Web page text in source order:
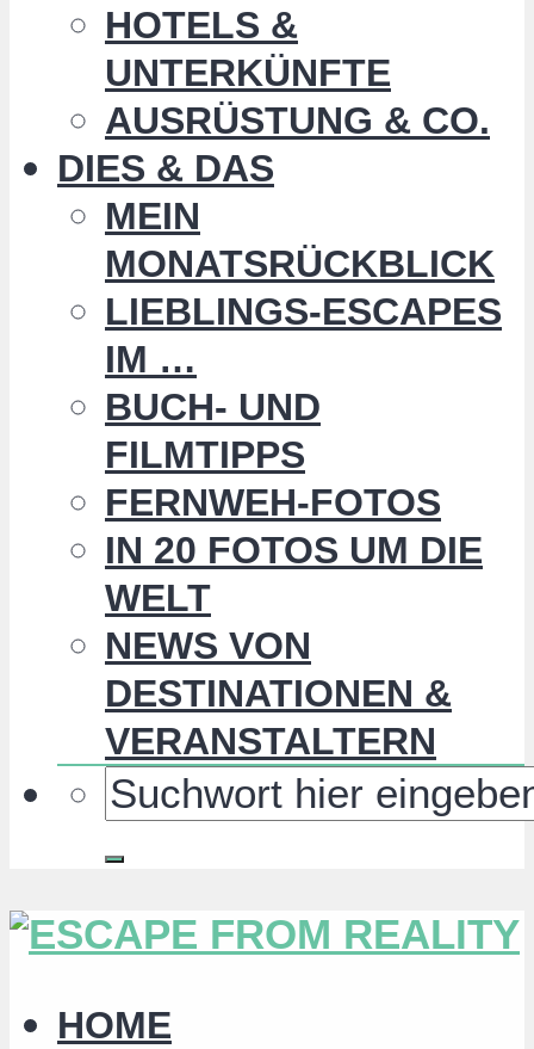
HOTELS &
UNTERKÜNFTE
AUSRÜSTUNG & CO.
DIES & DAS
MEIN
MONATSRÜCKBLICK
LIEBLINGS-ESCAPES
IM …
BUCH- UND
FILMTIPPS
FERNWEH-FOTOS
IN 20 FOTOS UM DIE
WELT
NEWS VON
DESTINATIONEN &
VERANSTALTERN
HOME